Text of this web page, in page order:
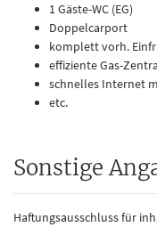
1 Gäste-WC (EG)
Doppelcarport
komplett vorh.
effiziente Gas-
schnelles Internet
etc.
Sonstige
Haftungsausschluss für